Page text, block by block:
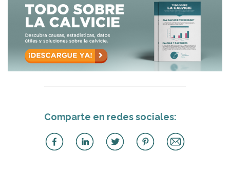
Comparte en redes sociales: